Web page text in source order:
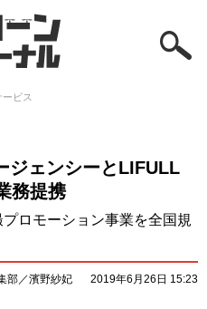
ービス
ジェンシーとLIFULL
務提携
ロモーション事業を全国規
部／濱野紗妃 2019年6月26日 15:23